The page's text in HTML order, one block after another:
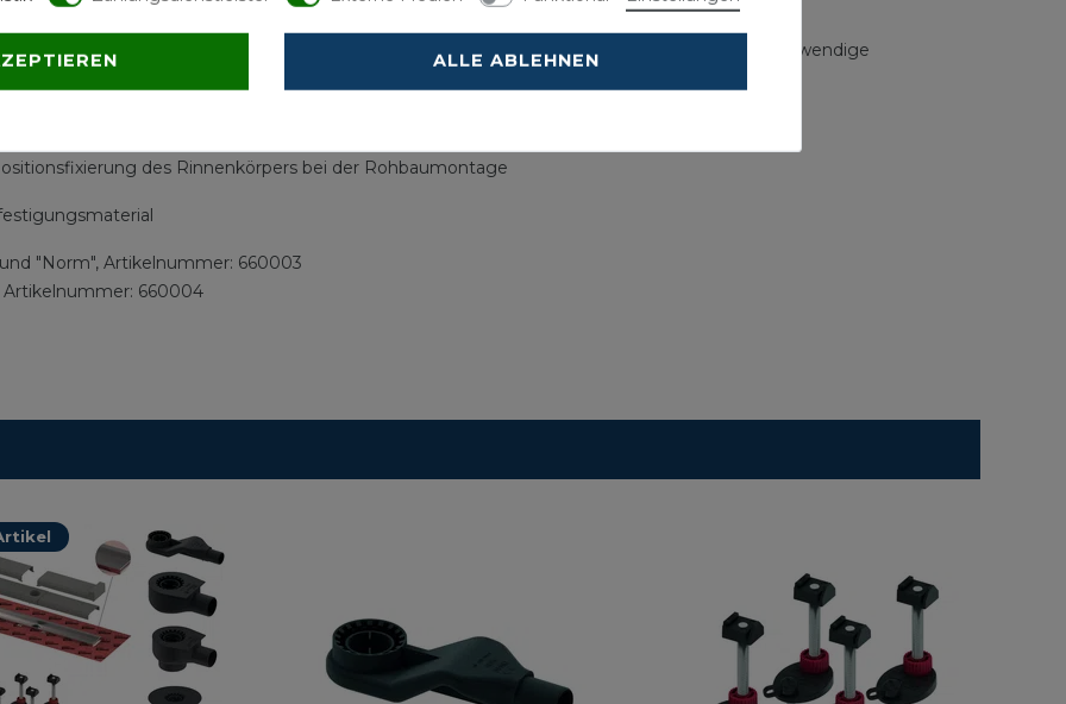
Anschluss an eine DN 50 Abwasserleitung, mit herausnehmbarem Siphontauchrohr, Notwendige
des Rinnenkörpers bei der Rohbaumontage
"Norm", Artikelnummer: 660003
Artikelnummer: 660004
ALLE ABLEHNEN